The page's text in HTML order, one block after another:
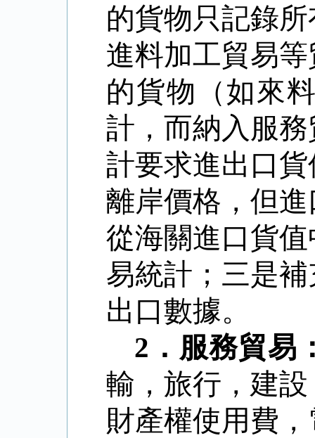
的貨物只記錄
進料加工貿易
的貨物（如來
計，而納入服
計要求進出口
離岸價格，但
從海關進口貨
易統計；三是
出口數據。
2 ． 服務貿易
輸，旅行，建
財產權使用費